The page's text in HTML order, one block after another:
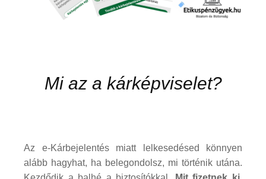
Mi az a kárképviselet?
Az e-Kárbejelentés miatt lelkesedésed könnyen
alább hagyhat, ha belegondolsz, mi történik utána.